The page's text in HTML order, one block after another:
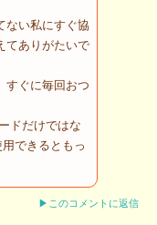
ない私にすぐ協
てありがたいで
すぐに毎回おつ
ドだけではな
できるともっ
▶このコメントに返信